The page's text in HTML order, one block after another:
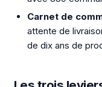
Carnet de
attente de
de dix ans de